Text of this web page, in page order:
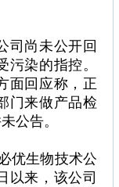
司尚未公开回
染的指控。
面回应称，正
门来做产品检
公告。
优生物技术公
以来，该公司